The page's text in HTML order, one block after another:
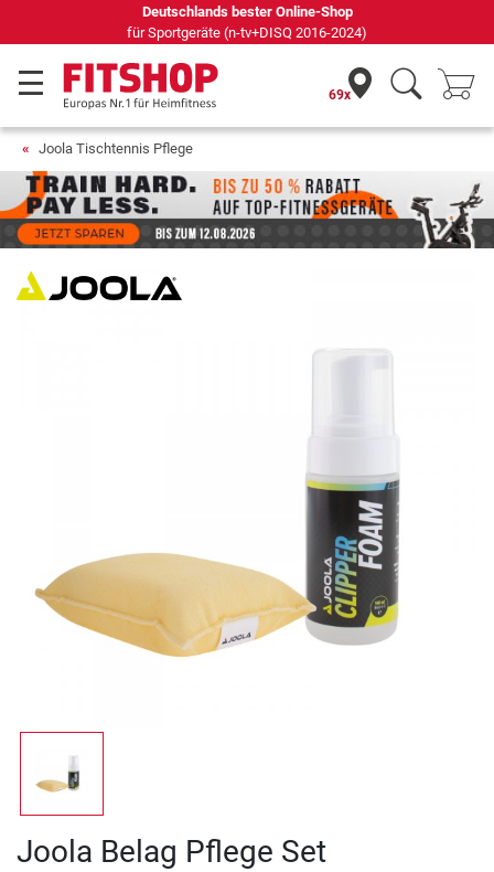
Deutschlands bester Online-Shop
für Sportgeräte (n-tv+DISQ 2016-2024)
69x
Joola Tischtennis Pflege
Joola Belag Pflege Set